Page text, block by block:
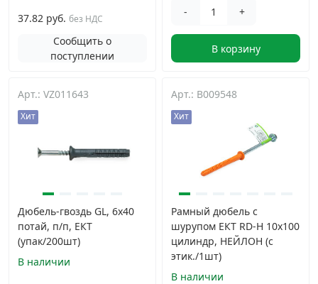
37.82 руб. без НДС
Сообщить о
поступлении
- +
В корзину
Арт.: VZ011643
Хит
Дюбель-гвоздь GL, 6x40
потай, п/п, ЕКТ
(упак/200шт)
В наличии
Арт.: B009548
Хит
Рамный дюбель с
шурупом ЕКТ RD-H 10x100
цилиндр, НЕЙЛОН (с
этик./1шт)
В наличии